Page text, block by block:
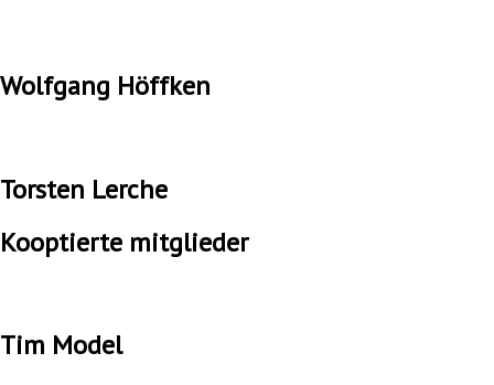
Wolfgang Höffken
Torsten Lerche
Kooptierte mitglieder
Tim Model